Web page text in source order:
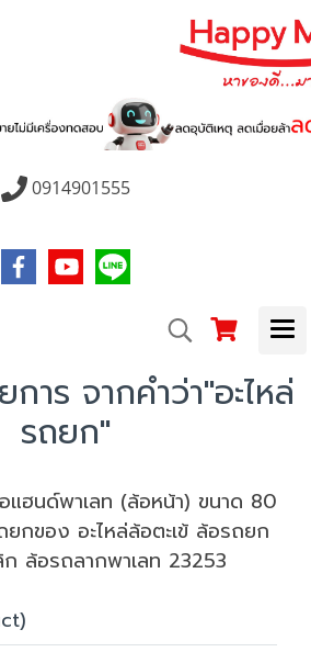
0914901555
าร จากคำว่า"อะไหล่
รถยก"
แฮนด์พาเลท (ล้อหน้า) ขนาด 80
กของ อะไหล่ล้อตะเข้ ล้อรถยก
ล้อรถลากพาเลท 23253